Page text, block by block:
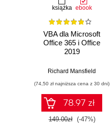
książka ebook
VBA dla Microsoft
Office 365 i Office
2019
Richard Mansfield
(74,50 zł najniższa cena z 30 dni)
78.97 zł
149.00zł (-47%)